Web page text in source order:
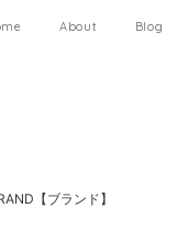
About Blog
【ブランド】